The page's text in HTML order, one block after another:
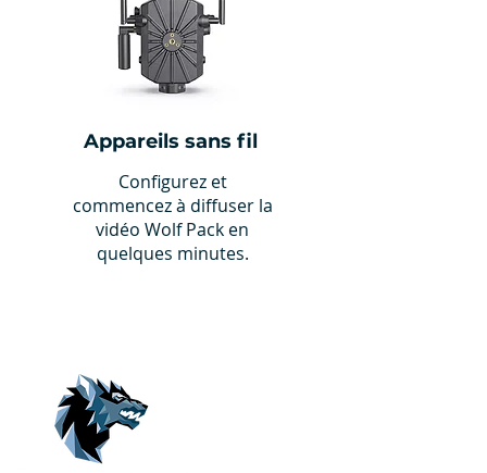
Appareils sans fil
Configurez et
commencez à diffuser la
vidéo Wolf Pack en
quelques minutes.